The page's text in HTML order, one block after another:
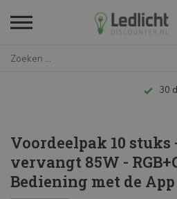
Voordeelpak 10 stuks
vervangt 85W -
Bediening met de App